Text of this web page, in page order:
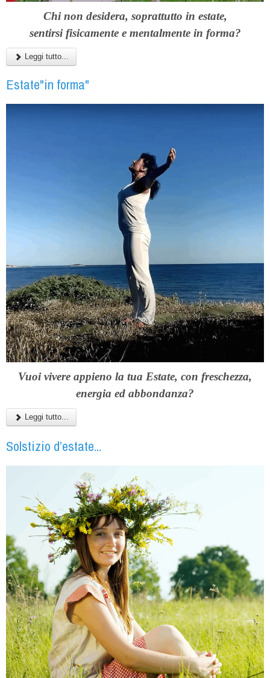
Chi non desidera, soprattutto in estate,
sentirsifisicamente e mentalmente in forma?
Leggi tutto...
Estate"in forma"
Vuoi vivere appieno la tua Estate, con freschezza,
energia ed abbondanza?
Leggi tutto...
Solstizio d’estate...